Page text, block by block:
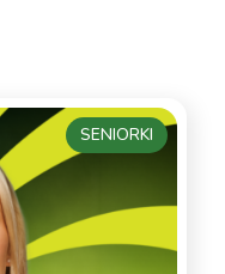
SENIORKI